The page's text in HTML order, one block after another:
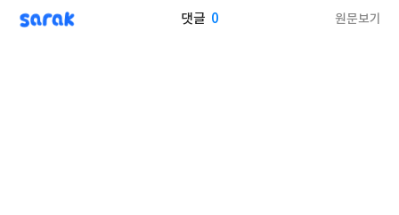
sarak 댓글 0 원문보기